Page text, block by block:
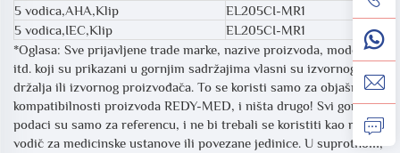
5 vodica,AHA,Klip
EL205CI-MR1
5 vodica,IEC,Klip
EL205CI-MR1
*Oglasa: Sve prijavljene trade marke, nazive proizvoda, modele
itd. koji su prikazani u gornjim sadržajima vlasni su izvornog
držalja ili izvornog proizvođača. To se koristi samo za objašnjenje
kompatibilnosti proizvoda REDY-MED, i ništa drugo! Svi gornji
podaci su samo za referencu, i ne bi trebali se koristiti kao radni
vodič za medicinske ustanove ili povezane jedinice. U suprotnom,